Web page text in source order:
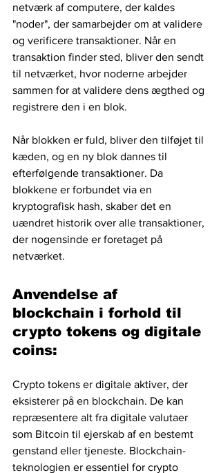
netværk af computere, der kaldes
"noder", der samarbejder om at validere
og verificere transaktioner. Når en
transaktion finder sted, bliver den sendt
til netværket, hvor noderne arbejder
sammen for at validere dens ægthed og
registrere den i en blok.
Når blokken er fuld, bliver den tilføjet til
kæden, og en ny blok dannes til
efterfølgende transaktioner. Da
blokkene er forbundet via en
kryptografisk hash, skaber det en
uændret historik over alle transaktioner,
der nogensinde er foretaget på
netværket.
Anvendelse af
blockchain i forhold til
crypto tokens og digitale
coins:
Crypto tokens er digitale aktiver, der
eksisterer på en blockchain. De kan
repræsentere alt fra digitale valutaer
som Bitcoin til ejerskab af en bestemt
genstand eller tjeneste. Blockchain-
teknologien er essentiel for crypto